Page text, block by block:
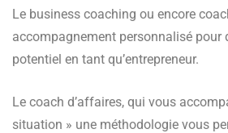
Le business coaching ou encore
accompagnement personnalisé pour
potentiel en tant qu’entrepreneur.
Le coach d’affaires, qui vous
situation » une méthodologie vous